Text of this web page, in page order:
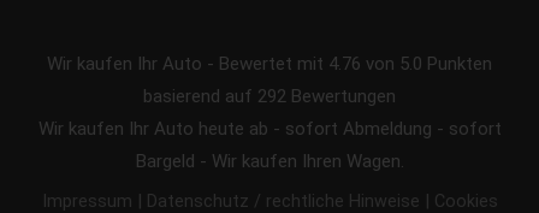
Wir kaufen Ihr Auto - Bewertet mit 4.76 von 5.0 Punkten
basierend auf 292 Bewertungen
Wir kaufen Ihr Auto heute ab - sofort Abmeldung - sofort
Bargeld - Wir kaufen Ihren Wagen.
Impressum | Datenschutz / rechtliche Hinweise | Cookies